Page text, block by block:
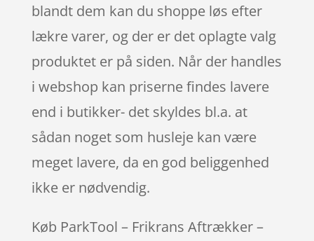
blandt dem kan du shoppe løs efter
lækre varer, og der er det oplagte valg
produktet er på siden. Når der handles
i webshop kan priserne findes lavere
end i butikker- det skyldes bl.a. at
sådan noget som husleje kan være
meget lavere, da en god beliggenhed
ikke er nødvendig.
Køb ParkTool – Frikrans Aftrækker –